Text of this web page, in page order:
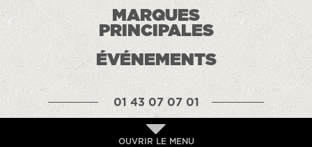
MARQUES
PRINCIPALES
ÉVÉNEMENTS
01 43 07 07 01
OUVRIR LE MENU